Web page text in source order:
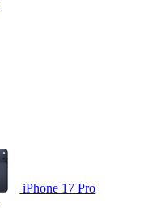
iPhone 17 Pro